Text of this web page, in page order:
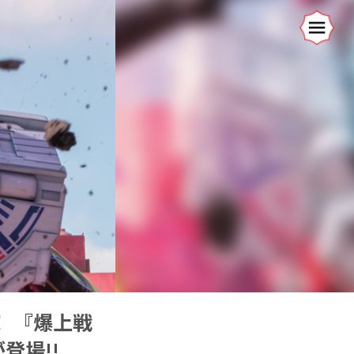
『爆上戦